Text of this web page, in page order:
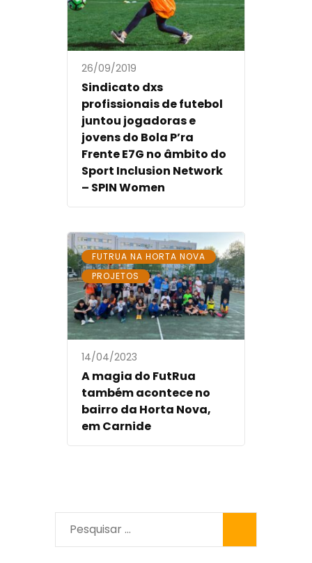
26/09/2019
Sindicato dxs
profissionais de futebol
juntou jogadoras e
jovens do Bola P’ra
Frente E7G no âmbito do
Sport Inclusion Network
– SPIN Women
FUTRUA NA HORTA NOVA ,
PROJETOS
14/04/2023
A magia do FutRua
também acontece no
bairro da Horta Nova,
em Carnide
Pesquisar
por: